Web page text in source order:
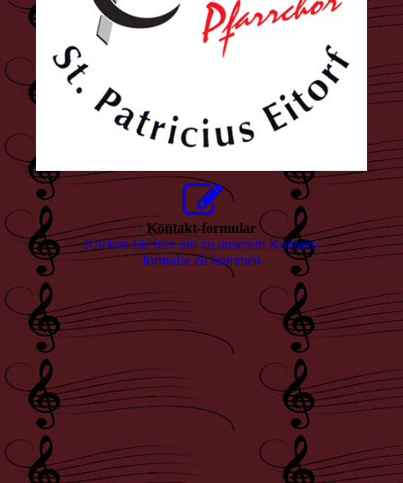
Kontakt-formular
Klicken Sie hier um zu unserem Kon­takt­
for­mu­lar zu kommen